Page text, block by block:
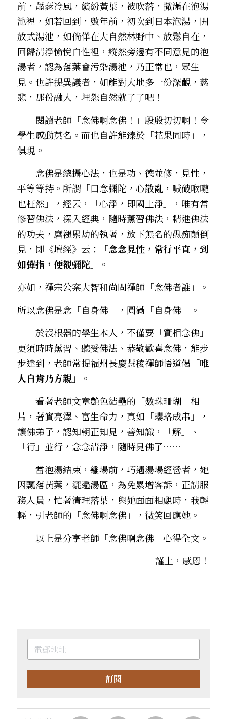
前，蕭瑟冷風，繽紛黃葉，被吹落，撒滿在泡湯
池裡，如若回到，數年前，初次到日本泡湯，開
放式湯池，如倘佯在大自然林野中、放鬆自在，
回歸清淨愉悅自性裡，縱然旁邊有不同意見的泡
湯者，認為落葉會污染湯池，乃正常也，眾生
見。也許提異議者，如能對大地多一份深觀，慈
悲，那份融入，埋怨自然就了了吧！
閱讀老師「念佛啊念佛！」殷殷切切啊！令
學生感動莫名。而也自許能臻於「花果同時」，
俱現。
念佛是總攝心法，也是功、德並修，見性，
平等等持。所謂「口念彌陀，心散亂，喊破喉嚨
也枉然」，經云，「心淨，即國土淨」，唯有常
修習佛法，深入經典，隨時薰習佛法，精進佛法
的功夫，磨褪累劫的執著，放下無名的愚痴顛倒
見，即《壇經》云：「念念見性，常行平直，到
如彈指，便覩彌陀」。
亦如，禪宗公案大智和尚問禪師「念佛者誰」。
所以念佛是念「自身佛」，圓滿「自身佛」。
於沒根器的學生本人，不僅要「實相念佛」
更須時時薰習、聽受佛法、恭敬歡喜念佛，能步
步達到，老師常提福州長慶慧稜禪師悟道偈「唯
人自肯乃方親」。
看著老師文章艶色結壘的「數珠珊瑚」相
片，著實亮澤、富生命力，真如「瓔珞成串」，
讓佛弟子，認知朝正知見，善知識，「解」、
「行」並行，念念清淨，隨時見佛了⋯⋯
當泡湯結束，離場前，巧遇湯場經營者，她
因飄落黃葉，灑遍湯區，為免累增客訴，正請服
務人員，忙著清理落葉，與她面面相覷時，我輕
輕，引老師的「念佛啊念佛」，微笑回應她。
以上是分享老師「念佛啊念佛」心得全文。
謹上，感恩！
訂閱